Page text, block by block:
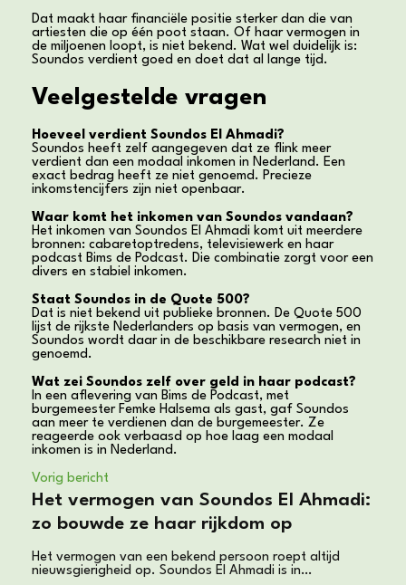
Dat maakt haar financiële positie sterker dan die van
artiesten die op één poot staan. Of haar vermogen in
de miljoenen loopt, is niet bekend. Wat wel duidelijk is:
Soundos verdient goed en doet dat al lange tijd.
Veelgestelde vragen
Hoeveel verdient Soundos El Ahmadi?
Soundos heeft zelf aangegeven dat ze flink meer
verdient dan een modaal inkomen in Nederland. Een
exact bedrag heeft ze niet genoemd. Precieze
inkomstencijfers zijn niet openbaar.
Waar komt het inkomen van Soundos vandaan?
Het inkomen van Soundos El Ahmadi komt uit meerdere
bronnen: cabaretoptredens, televisiewerk en haar
podcast Bims de Podcast. Die combinatie zorgt voor een
divers en stabiel inkomen.
Staat Soundos in de Quote 500?
Dat is niet bekend uit publieke bronnen. De Quote 500
lijst de rijkste Nederlanders op basis van vermogen, en
Soundos wordt daar in de beschikbare research niet in
genoemd.
Wat zei Soundos zelf over geld in haar podcast?
In een aflevering van Bims de Podcast, met
burgemeester Femke Halsema als gast, gaf Soundos
aan meer te verdienen dan de burgemeester. Ze
reageerde ook verbaasd op hoe laag een modaal
inkomen is in Nederland.
Vorig bericht
Het vermogen van Soundos El Ahmadi:
zo bouwde ze haar rijkdom op
Het vermogen van een bekend persoon roept altijd
nieuwsgierigheid op. Soundos El Ahmadi is in…